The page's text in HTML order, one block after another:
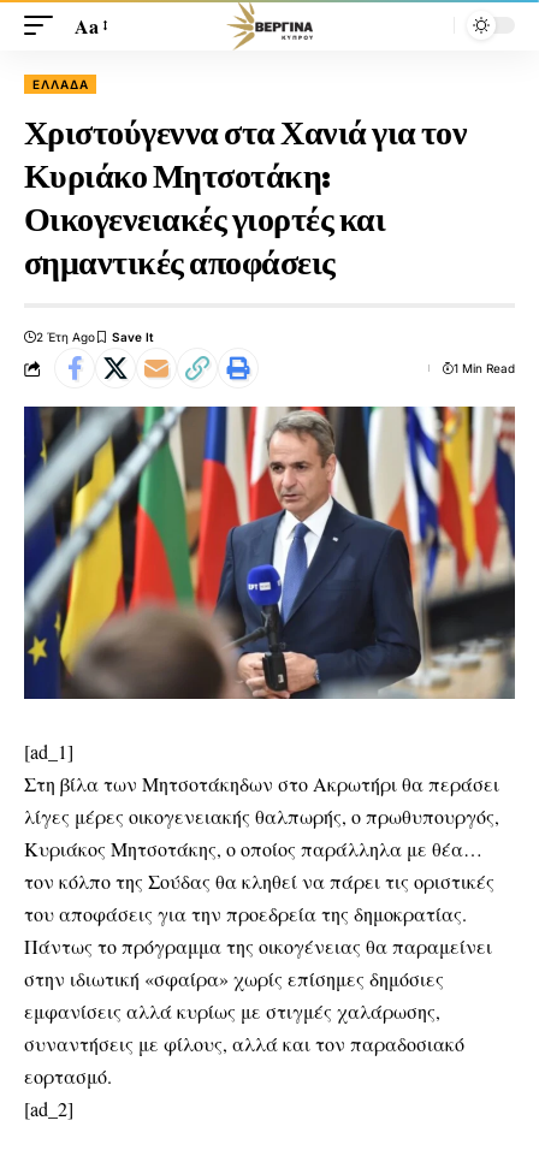
Aa
ΕΛΛΆΔΑ
Χριστούγεννα στα Χανιά για τον
Κυριάκο Μητσοτάκη:
Οικογενειακές γιορτές και
σημαντικές αποφάσεις
2 Έτη Ago
1 Min Read
[ad_1]
Στη βίλα των Μητσοτάκηδων στο Ακρωτήρι θα περάσει
λίγες μέρες οικογενειακής θαλπωρής, ο πρωθυπουργός,
Κυριάκος Μητσοτάκης, ο οποίος παράλληλα με θέα…
τον κόλπο της Σούδας θα κληθεί να πάρει τις οριστικές
του αποφάσεις για την προεδρεία της δημοκρατίας.
Πάντως το πρόγραμμα της οικογένειας θα παραμείνει
στην ιδιωτική «σφαίρα» χωρίς επίσημες δημόσιες
εμφανίσεις αλλά κυρίως με στιγμές χαλάρωσης,
συναντήσεις με φίλους, αλλά και τον παραδοσιακό
εορτασμό.
[ad_2]